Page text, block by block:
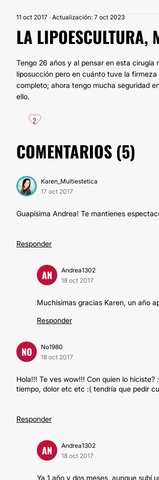
11 oct 2017 · Actualización: 7 oct 2023
LA LIPOESCULTURA,
Tengo 26 años y al pensar en esta
liposucción pero en cuánto tuve la
completo; ahora tengo mucha seguridad
ello.
2
COMENTARIOS (5)
Karen_Multiestetica
17 oct 2017
Guapísima Andrea! Te mantienes
Responder
AN
Andrea1302
18 oct 2017
Muchísimas gracias Karen, un año
Responder
NO
No1980
18 oct 2017
Hola!!! Te ves wow!!! Con quien lo
tiempo, dolor etc etc :( tendría que pedir
Responder
AN
Andrea1302
18 oct 2017
Ya 1 año y dos meses, aunque subí